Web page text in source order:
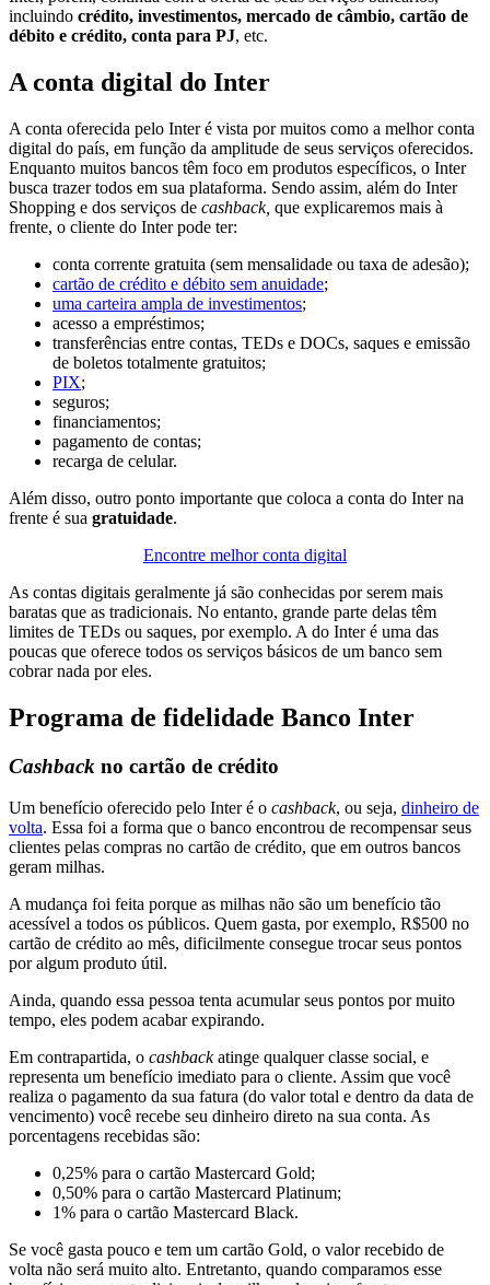
incluindo crédito, investimentos, mercado de câmbio, cartão de
débito e crédito, conta para PJ, etc.
A conta digital do Inter
A conta oferecida pelo Inter é vista por muitos como a melhor conta
digital do país, em função da amplitude de seus serviços oferecidos.
Enquanto muitos bancos têm foco em produtos específicos, o Inter
busca trazer todos em sua plataforma. Sendo assim, além do Inter
Shopping e dos serviços de cashback, que explicaremos mais à
frente, o cliente do Inter pode ter:
conta corrente gratuita (sem mensalidade ou taxa de adesão);
cartão de crédito e débito sem anuidade;
uma carteira ampla de investimentos;
acesso a empréstimos;
transferências entre contas, TEDs e DOCs, saques e emissão
de boletos totalmente gratuitos;
PIX;
seguros;
financiamentos;
pagamento de contas;
recarga de celular.
Além disso, outro ponto importante que coloca a conta do Inter na
frente é sua gratuidade.
Encontre melhor conta digital
As contas digitais geralmente já são conhecidas por serem mais
baratas que as tradicionais. No entanto, grande parte delas têm
limites de TEDs ou saques, por exemplo. A do Inter é uma das
poucas que oferece todos os serviços básicos de um banco sem
cobrar nada por eles.
Programa de fidelidade Banco Inter
Cashback no cartão de crédito
Um benefício oferecido pelo Inter é o cashback, ou seja, dinheiro de
volta. Essa foi a forma que o banco encontrou de recompensar seus
clientes pelas compras no cartão de crédito, que em outros bancos
geram milhas.
A mudança foi feita porque as milhas não são um benefício tão
acessível a todos os públicos. Quem gasta, por exemplo, R$500 no
cartão de crédito ao mês, dificilmente consegue trocar seus pontos
por algum produto útil.
Ainda, quando essa pessoa tenta acumular seus pontos por muito
tempo, eles podem acabar expirando.
Em contrapartida, o cashbackatinge qualquer classe social, e
representa um benefício imediato para o cliente. Assim que você
realiza o pagamento da sua fatura (do valor total e dentro da data de
vencimento) você recebe seu dinheiro direto na sua conta. As
porcentagens recebidas são:
0,25% para o cartão Mastercard Gold;
0,50% para o cartão Mastercard Platinum;
1% para o cartão Mastercard Black.
Se você gasta pouco e tem um cartão Gold, o valor recebido de
volta não será muito alto. Entretanto, quando comparamos esse